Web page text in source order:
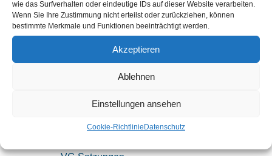
wie das Surfverhalten oder eindeutige IDs auf dieser Website verarbeiten.
Wenn Sie Ihre Zustimmung nicht erteilst oder zurückziehen, können
bestimmte Merkmale und Funktionen beeinträchtigt werden.
Akzeptieren
Ablehnen
Einstellungen ansehen
Cookie-Richtlinie Datenschutz
Verwaltungsgemeinschaft
Verwaltungsgemeinschaft Test
VG-Ansprechpartner